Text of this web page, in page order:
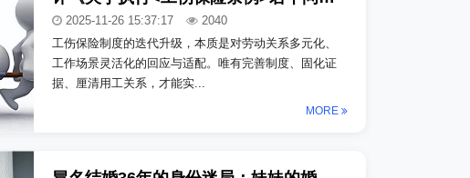
2025-11-26 15:37:17
2040
工伤保险制度的迭代升级，本质是对劳动关系多元化、
工作场景灵活化的回应与适配。唯有完善制度、固化证
据、厘清用工关系，才能实...
MORE